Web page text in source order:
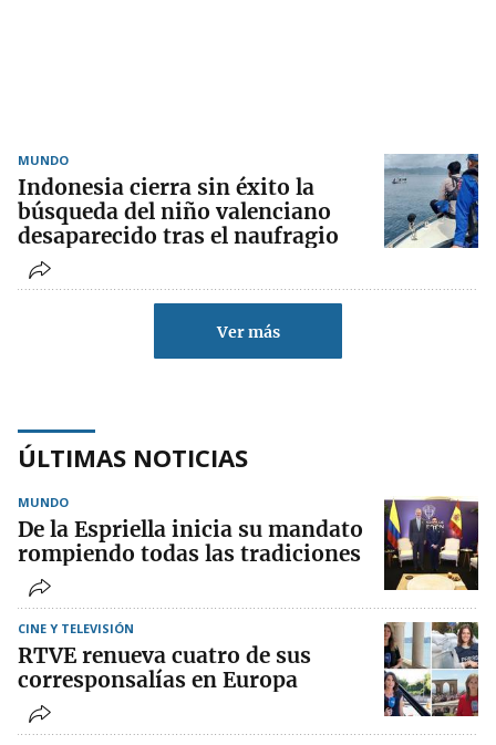
MUNDO
Indonesia cierra sin éxito la
búsqueda del niño valenciano
desaparecido tras el naufragio
Ver más
ÚLTIMAS NOTICIAS
MUNDO
De la Espriella inicia su mandato
rompiendo todas las tradiciones
CINE Y TELEVISIÓN
RTVE renueva cuatro de sus
corresponsalías en Europa